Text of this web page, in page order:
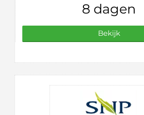
8 dagen
Bekijk